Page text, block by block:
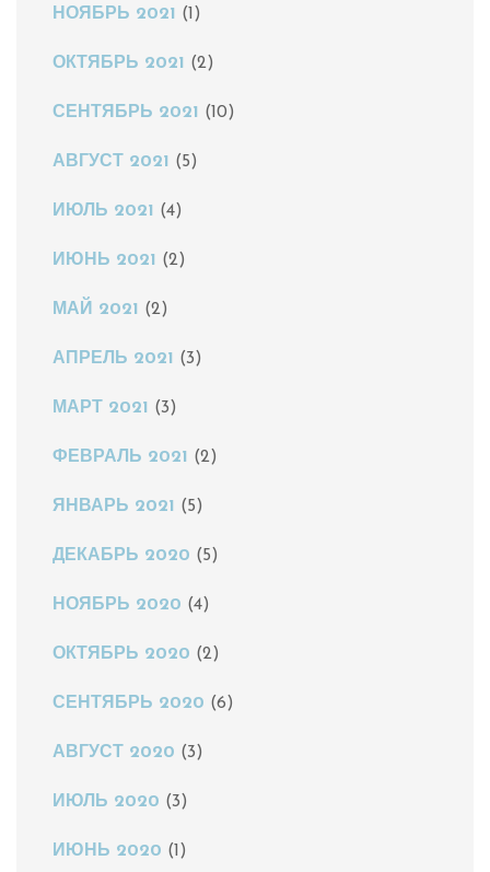
НОЯБРЬ 2021 (1)
ОКТЯБРЬ 2021 (2)
СЕНТЯБРЬ 2021 (10)
АВГУСТ 2021 (5)
ИЮЛЬ 2021 (4)
ИЮНЬ 2021 (2)
МАЙ 2021 (2)
АПРЕЛЬ 2021 (3)
МАРТ 2021 (3)
ФЕВРАЛЬ 2021 (2)
ЯНВАРЬ 2021 (5)
ДЕКАБРЬ 2020 (5)
НОЯБРЬ 2020 (4)
ОКТЯБРЬ 2020 (2)
СЕНТЯБРЬ 2020 (6)
АВГУСТ 2020 (3)
ИЮЛЬ 2020 (3)
ИЮНЬ 2020 (1)